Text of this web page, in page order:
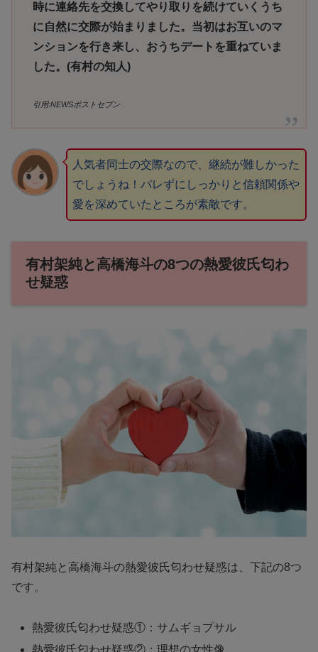
時に連絡先を交換してやり取りを続けていくうち
に自然に交際が始まりました。当初はお互いのマ
ンションを行き来し、おうちデートを重ねていま
した。(有村の知人)
引用:NEWSポストセブン
人気者同士の交際なので、継続が難しかった
でしょうね！バレずにしっかりと信頼関係や
愛を深めていたところが素敵です。
有村架純と高橋海斗の8つの熱愛彼氏匂わ
せ疑惑
有村架純と高橋海斗の熱愛彼氏匂わせ疑惑は、下記の8つ
です。
熱愛彼氏匂わせ疑惑①：サムギョプサル